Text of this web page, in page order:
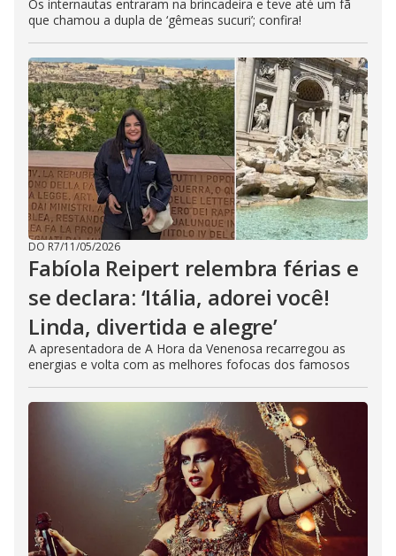
Os internautas entraram na brincadeira e teve até um fã
que chamou a dupla de ‘gêmeas sucuri’; confira!
DO R7/11/05/2026
Fabíola Reipert relembra férias e
se declara: ‘Itália, adorei você!
Linda, divertida e alegre’
A apresentadora de A Hora da Venenosa recarregou as
energias e volta com as melhores fofocas dos famosos